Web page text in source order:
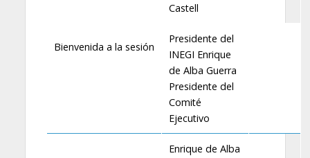
Bienvenida a la sesión
Castell
Presidente del
INEGI Enrique
de Alba Guerra
Presidente del
Comité
Ejecutivo
Enrique de Alba